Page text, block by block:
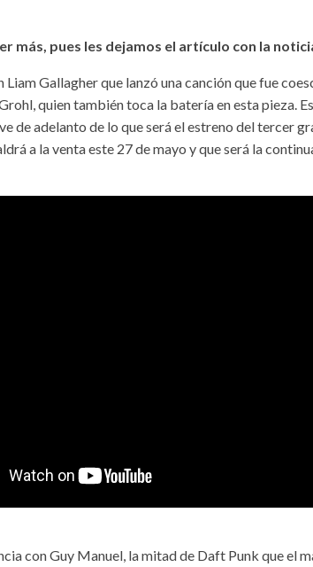
más, pues les dejamos el artículo con la
Liam Gallagher que lanzó una canción que fue
quien también toca la batería en esta pieza.
de adelanto de lo que será el estreno del tercer
a la venta este 27 de mayo y que será la
con Guy Manuel, la mitad de Daft Punk que el